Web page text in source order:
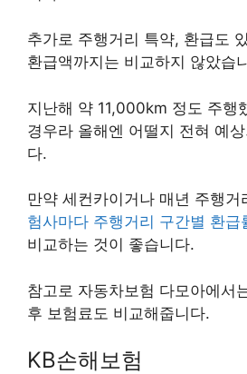
추가로 주행거리 특약, 환급도
환급액까지는 비교하지 않았습
지난해 약 11,000km 정도 주행
경우라 올해엔 어떨지 전혀 예
다.
만약 세컨카이거나 매년 주행거
험사마다 주행거리 구간별 환급
비교하는 것이 좋습니다.
참고로 자동차보험 다모아에서
후 보험료도 비교해줍니다.
KB손해보험